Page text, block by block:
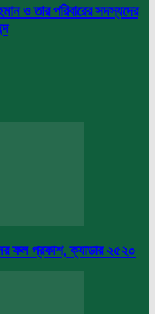
ও তার পরিবারের সদস্যদের
ফল প্রকাশ, ক্যাডার ২৫২০